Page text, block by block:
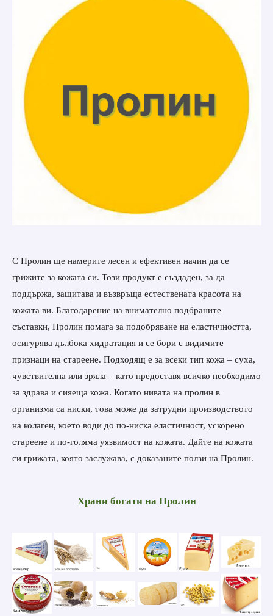
С Пролин ще намерите лесен и ефективен начин да се
грижите за кожата си. Този продукт е създаден, за да
поддържа, защитава и възвръща естествената красота на
кожата ви. Благодарение на внимателно подбраните
съставки, Пролин помага за подобряване на еластичността,
осигурява дълбока хидратация и се бори с видимите
признаци на стареене. Подходящ е за всеки тип кожа – суха,
чувствителна или зряла – като предоставя всичко необходимо
за здрава и сияеща кожа. Когато нивата на пролин в
организма са ниски, това може да затрудни производството
на колаген, което води до по-ниска еластичност, ускорено
стареене и по-голяма уязвимост на кожата. Дайте на кожата
си грижата, която заслужава, с доказаните ползи на Пролин.
Храни богати на Пролин